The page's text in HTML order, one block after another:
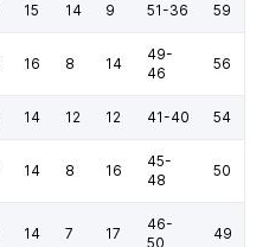
15 14 9 51-36 59
16 8 14
49-
46
56
14 12 12 41-40 54
14 8 16
45-
48
50
14 7 17
46-
50
49